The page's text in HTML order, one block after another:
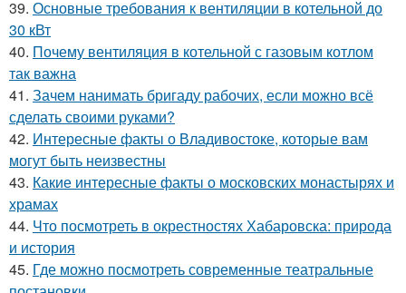
39. Основные требования к вентиляции в котельной до
30 кВт
40. Почему вентиляция в котельной с газовым котлом
так важна
41. Зачем нанимать бригаду рабочих, если можно всё
сделать своими руками?
42. Интересные факты о Владивостоке, которые вам
могут быть неизвестны
43. Какие интересные факты о московских монастырях и
храмах
44. Что посмотреть в окрестностях Хабаровска: природа
и история
45. Где можно посмотреть современные театральные